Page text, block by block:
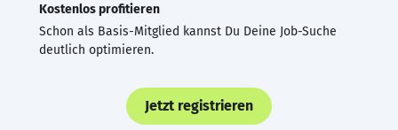
Kostenlos profitieren
Schon als Basis-Mitglied kannst Du Deine Job-Suche
deutlich optimieren.
Jetzt registrieren